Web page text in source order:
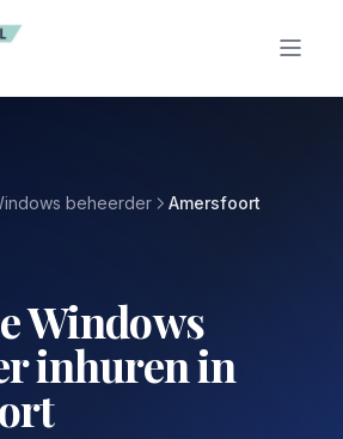
beheerder Amersfoort
Windows
inhuren in